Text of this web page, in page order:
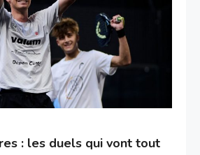
: les duels qui vont tout